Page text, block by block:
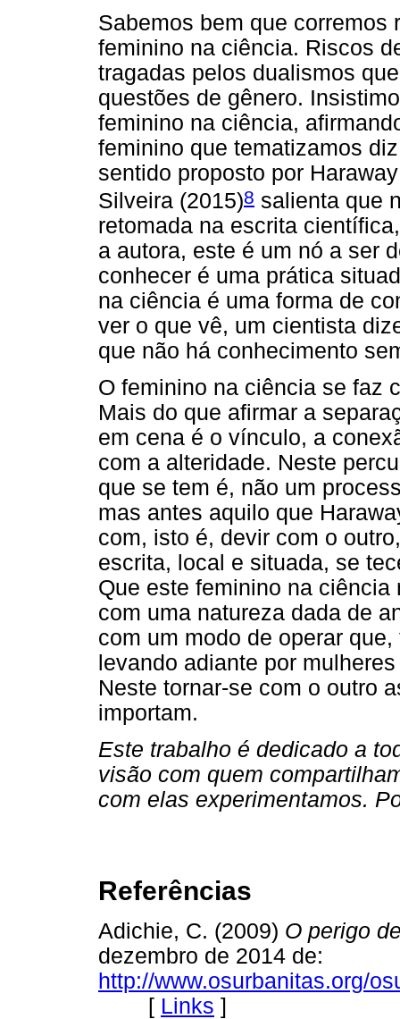
Sabemos bem que corremos
feminino na ciência. Riscos
tragadas pelos dualismos
questões de gênero.
feminino na ciência,
feminino que tematizamos
sentido proposto por
Silveira (2015)8 salienta que
retomada na escrita
a autora, este é um nó a ser
conhecer é uma prática
na ciência é uma forma de
ver o que vê, um cientista
que não há conhecimento
O feminino na ciência se faz
Mais do que afirmar a
em cena é o vínculo, a
com a alteridade. Neste
que se tem é, não um
mas antes aquilo que
com, isto é, devir com o
escrita, local e situada, se
Que este feminino na
com uma natureza dada de
com um modo de operar
levando adiante por
Neste tornar-se com o outro
importam.
Este trabalho é dedicado a
visão com quem
com elas experimentamos.
Referências
Adichie, C. (2009) O perigo
dezembro de 2014 de:
http://www.osurbanitas.org/
[ Links ]